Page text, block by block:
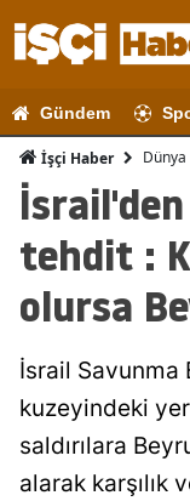
Gündem
İşçi Haber Dünya
tehdit :
olursa
İsrail Savunma
kuzeyindeki
saldırılara
alarak karşılık